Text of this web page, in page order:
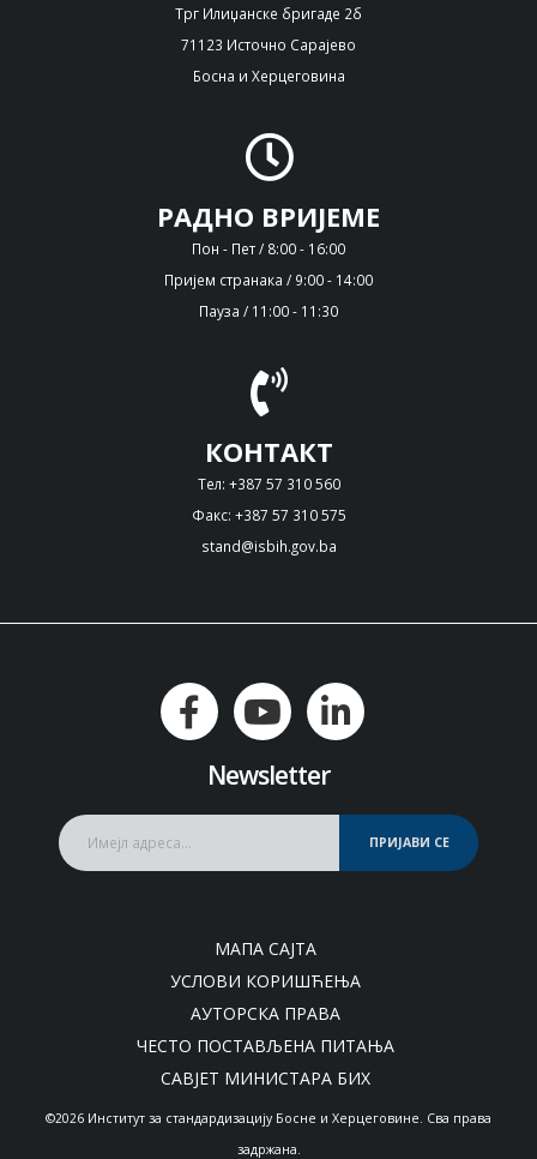
Трг Илиџанске бригаде 2б
71123 Источно Сарајево
Босна и Херцеговина
РАДНО ВРИЈЕМЕ
Пон - Пет / 8:00 - 16:00
Пријем странака / 9:00 - 14:00
Пауза / 11:00 - 11:30
КОНТАКТ
Тел: +387 57 310 560
Факс: +387 57 310 575
stand@isbih.gov.ba
Newsletter
ПРИЈАВИ СЕ
МАПА САЈТА
УСЛОВИ КОРИШЋЕЊА
АУТОРСКА ПРАВА
ЧЕСТО ПОСТАВЉЕНА ПИТАЊА
САВЈЕТ МИНИСТАРА БИХ
©2026 Институт за стандардизацију Босне и Херцеговине. Сва права
задржана.